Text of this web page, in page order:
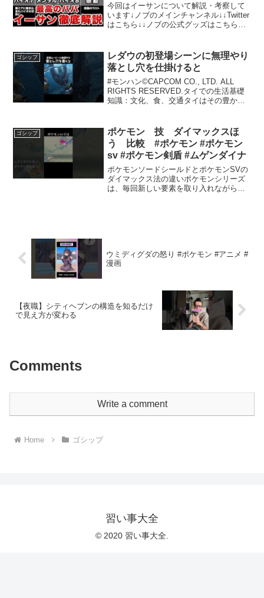
今回はイーサンについて解説・考察して
います↓ノブのメインチャンネル↓↓Twitter
はこちら↓↓ノブの公式グッズはこちらか
RIGHTS RE...
ゴシップ
レダウの初登場シーンに無理やり
落とし穴を仕掛けると
#モンハン©CAPCOM CO., LTD. ALL
RIGHTS RESERVED.タイでの生活基礎
知識：文化、食、交通タイはその豊かな
に滞在する際の基本的な情報を知...
ゴシップ
ポケモン 技 ダイマックスほ
う 比較 #ポケモン #ポケモン
sv #ポケモン剣盾 #ムゲンダイナ
ポケモンソードシールドとポケモンSVの
ダイマックス法の違いポケモンシリーズ
は、毎回新しい要素を取り入れながら進
ウミディグダの怒り #ポケモン #アニメ #
漫画
【夜職】シティヘブンの構造を知るだけ
で見え方が変わる
Comments
Write a comment
Home ゴシップ
習い事大全
© 2020 習い事大全.